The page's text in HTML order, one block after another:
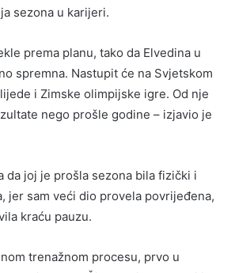
sezona u karijeri.
prema planu, tako da Elvedina u
spremna. Nastupit će na Svjetskom
i Zimske olimpijske igre. Od nje
nego prošle godine – izjavio je
da joj je prošla sezona bila fizički i
jer sam veći dio provela povrijeđena,
kraću pauzu.
trenažnom procesu, prvo u